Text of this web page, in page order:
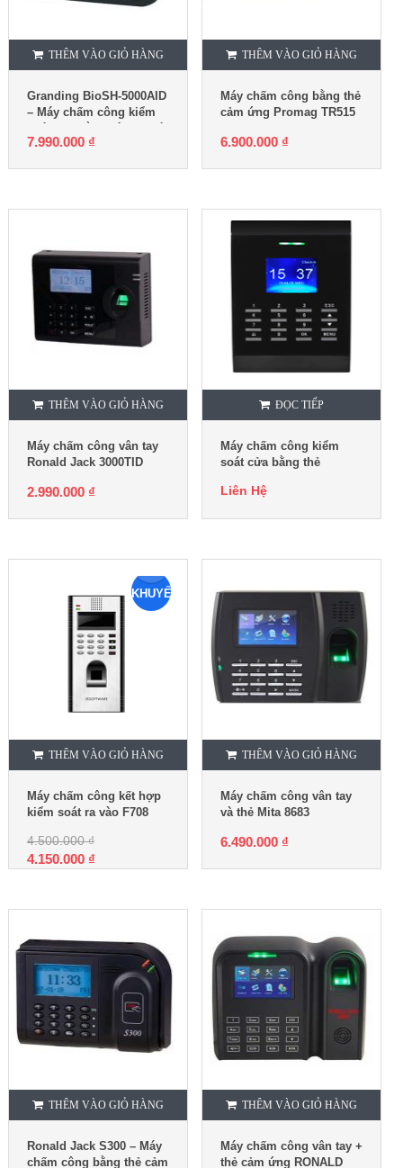
THÊM VÀO GIỎ HÀNG
Granding BioSH-5000AID
– Máy chấm công kiểm
thẻ từ
7.990.000 ₫
THÊM VÀO GIỎ HÀNG
Máy chấm công bằng thẻ
cảm ứng Promag TR515
6.900.000 ₫
THÊM VÀO GIỎ HÀNG
Máy chấm công vân tay
Ronald Jack 3000TID
2.990.000 ₫
ĐỌC TIẾP
Máy chấm công kiểm
soát cửa bằng thẻ
Liên Hệ
KHUYẾN
THÊM VÀO GIỎ HÀNG
Máy chấm công kết hợp
kiểm soát ra vào F708
4.500.000₫
4.150.000 ₫
THÊM VÀO GIỎ HÀNG
Máy chấm công vân tay
và thẻ Mita 8683
6.490.000 ₫
THÊM VÀO GIỎ HÀNG
Ronald Jack S300 – Máy
chấm công bằng thẻ cảm
THÊM VÀO GIỎ HÀNG
Máy chấm công vân tay +
thẻ cảm ứng RONALD